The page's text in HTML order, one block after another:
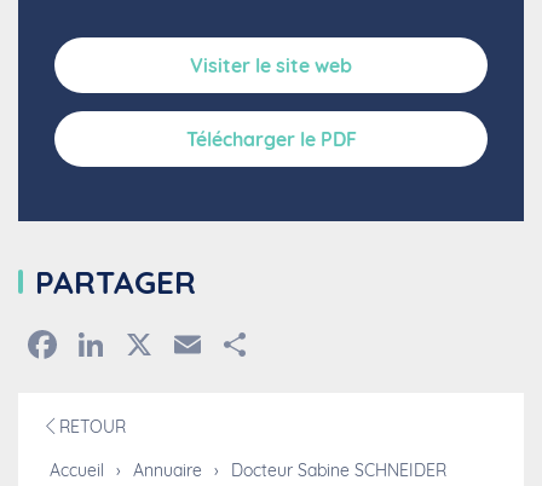
Visiter le site web
Télécharger le PDF
PARTAGER
Facebook
LinkedIn
X Email
RETOUR
Accueil
› Annuaire ›
Docteur Sabine SCHNEIDER